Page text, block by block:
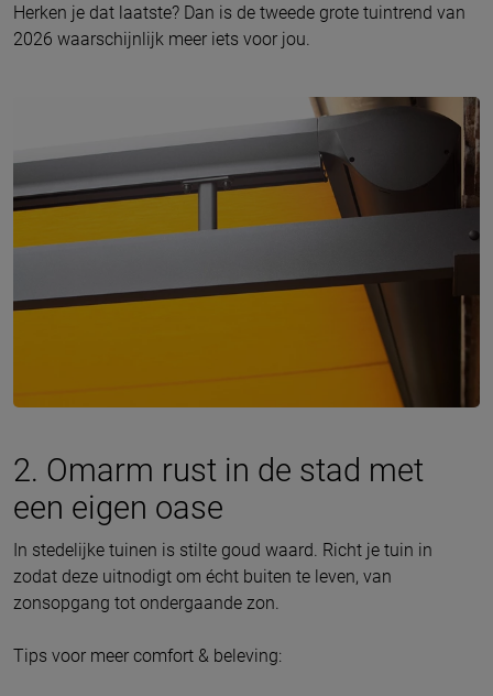
Herken je dat laatste? Dan is de tweede grote tuintrend van
2026 waarschijnlijk meer iets voor jou.
2. Omarm rust in de stad met
een eigen oase
In stedelijke tuinen is stilte goud waard. Richt je tuin in
zodat deze uitnodigt om écht buiten te leven, van
zonsopgang tot ondergaande zon.
Tips voor meer comfort & beleving: